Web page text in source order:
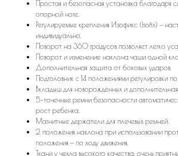
Простая и безопасная установка благодаря
опорной ноге.
Регулируемые крепления Изофикс (Isofix) —
индивидуально.
Поворот на 360 градусов позволяет легко
Поворот и изменение наклона чаши одной
Дополнительная защита от боковых ударов.
Подголовник с 14 положениями регулировки по
Вкладыш для новорожденных и
5-точечные ремни безопасности
рост ребенка.
Магнитные держатели для плечевых ремней.
2 положения наклона при использовании
положения — по ходу движения.
Ткани у чехла высокого качества, очень